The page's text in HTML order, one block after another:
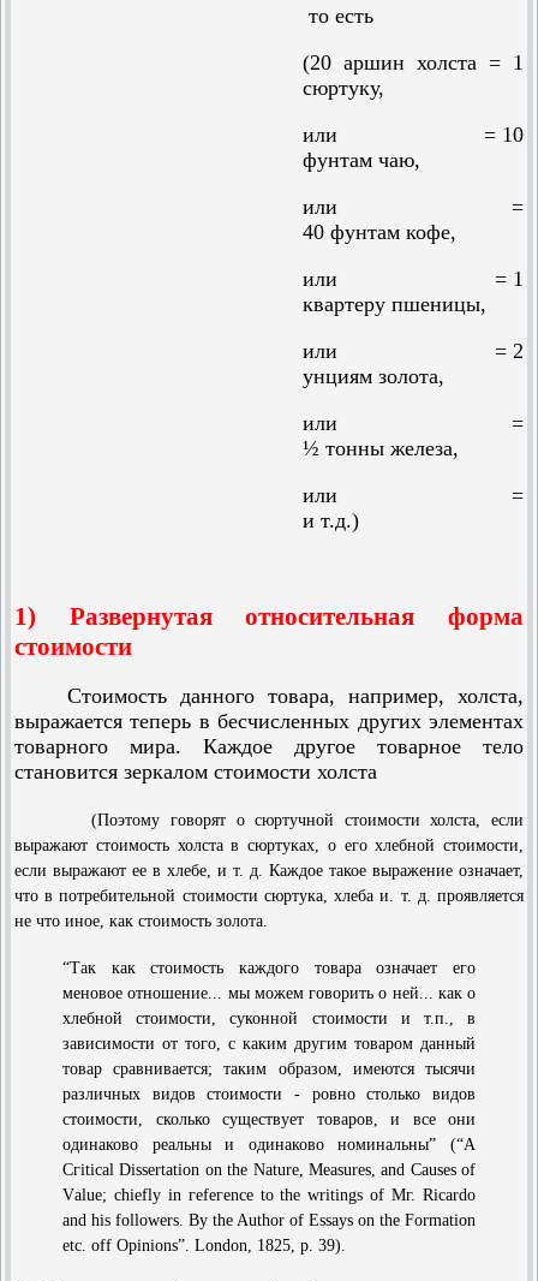
то есть
(20 аршин холста = 1
сюртуку,
или = 10
фунтам чаю,
или =
40 фунтам кофе,
или = 1
квартеру пшеницы,
или = 2
унциям золота,
или =
½ тонны железа,
или =
и т.д.)
1) Развернутая относительная форма
стоимости
Стоимость данного товара, например, холста,
выражается теперь в бесчисленных других элементах
товарного мира. Каждое другое товарное тело
становится зеркалом стоимости холста
(Поэтому говорят о сюртучной стоимости холста, если
выражают стоимость холста в сюртуках, о его хлебной стоимости,
если выражают ее в хлебе, и т. д. Каждое такое выражение означает,
что в потребительной стоимости сюртука, хлеба и. т. д. проявляется
не что иное, как стоимость золота.
“Так как стоимость каждого товара означает его
меновое отношение... мы можем говорить о ней... как о
хлебной стоимости, суконной стоимости и т.п., в
зависимости от того, с каким другим товаром данный
товар сравнивается; таким образом, имеются тысячи
различных видов стоимости - ровно столько видов
стоимости, сколько существует товаров, и все они
одинаково реальны и одинаково номинальны” (“А
Сгiticаl Dissertation оn the Nature, Меаsures, аnd Саuses оf
Vаluе; сhieflу in геfегеnсе tо the writings оf Мг. Ricardo
аnd his followers. By the Author оf Essays on the Formation
etc. off Opinions”. London, 1825, р. 39).